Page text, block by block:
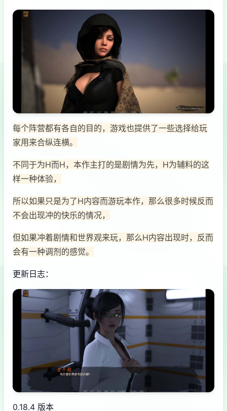
每个阵营都有各自的目的，游戏也提供了一些选择给玩
家用来合纵连横。
不同于为H而H，本作主打的是剧情为先，H为辅料的这
样一种体验，
所以如果只是为了H内容而游玩本作，那么很多时候反而
不会出现冲的快乐的情况，
但如果冲着剧情和世界观来玩，那么H内容出现时，反而
会有一种调剂的感觉。
更新日志：
0.18.4 版本